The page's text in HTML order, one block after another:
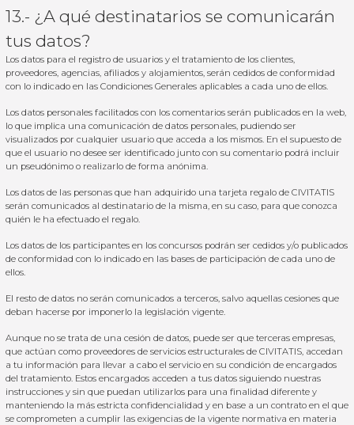
13.- ¿A qué destinatarios se comunicarán
tus datos?
Los datos para el registro de usuarios y el tratamiento de los clientes,
proveedores, agencias, afiliados y alojamientos, serán cedidos de conformidad
con lo indicado en las Condiciones Generales aplicables a cada uno de ellos.
Los datos personales facilitados con los comentarios serán publicados en la web,
lo que implica una comunicación de datos personales, pudiendo ser
visualizados por cualquier usuario que acceda a los mismos. En el supuesto de
que el usuario no desee ser identificado junto con su comentario podrá incluir
un pseudónimo o realizarlo de forma anónima.
Los datos de las personas que han adquirido una tarjeta regalo de CIVITATIS
serán comunicados al destinatario de la misma, en su caso, para que conozca
quién le ha efectuado el regalo.
Los datos de los participantes en los concursos podrán ser cedidos y/o publicados
de conformidad con lo indicado en las bases de participación de cada uno de
ellos.
El resto de datos no serán comunicados a terceros, salvo aquellas cesiones que
deban hacerse por imponerlo la legislación vigente.
Aunque no se trata de una cesión de datos, puede ser que terceras empresas,
que actúan como proveedores de servicios estructurales de CIVITATIS, accedan
a tu información para llevar a cabo el servicio en su condición de encargados
del tratamiento. Estos encargados acceden a tus datos siguiendo nuestras
instrucciones y sin que puedan utilizarlos para una finalidad diferente y
manteniendo la más estricta confidencialidad y en base a un contrato en el que
se comprometen a cumplir las exigencias de la vigente normativa en materia